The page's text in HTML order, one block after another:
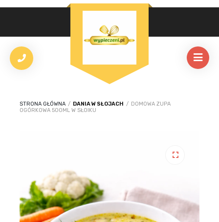
STRONA GŁÓWNA / DANIA W SŁOJACH / DOMOWA ZUPA
OGÓRKOWA 500ML W SŁOIKU